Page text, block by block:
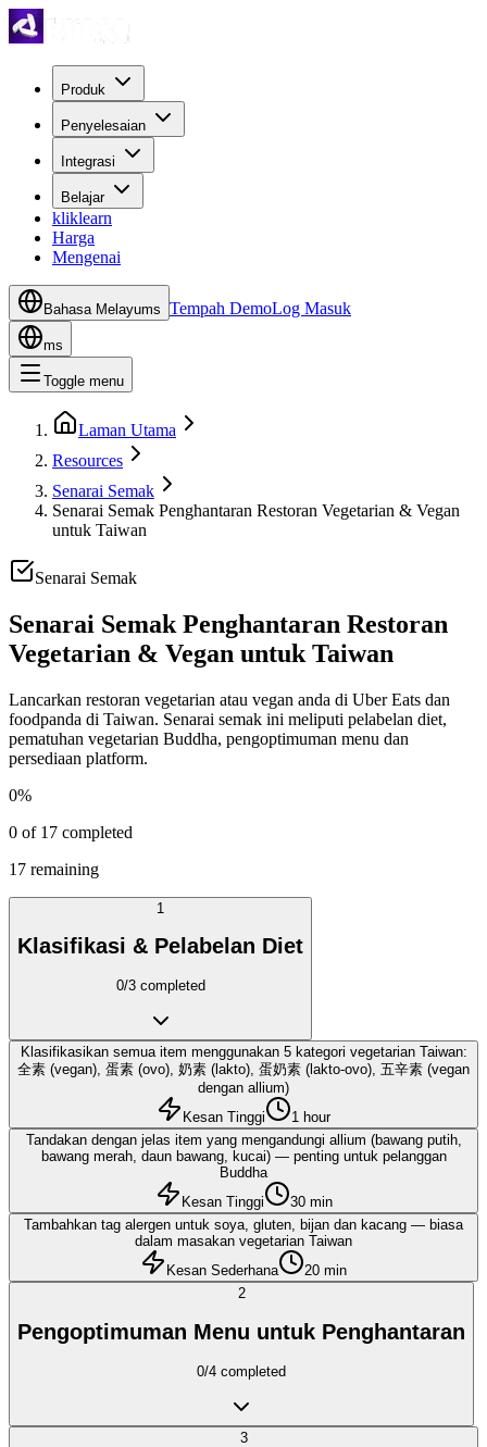
Produk
Penyelesaian
Integrasi
Belajar
kliklearn
Harga
Mengenai
Bahasa Melayums Tempah DemoLog Masuk
ms
Toggle menu
Laman Utama
Resources
Senarai Semak
Senarai Semak Penghantaran Restoran Vegetarian & Vegan
untuk Taiwan
Senarai Semak
Senarai Semak Penghantaran Restoran
Vegetarian & Vegan untuk Taiwan
Lancarkan restoran vegetarian atau vegan anda di Uber Eats dan
foodpanda di Taiwan. Senarai semak ini meliputi pelabelan diet,
pematuhan vegetarian Buddha, pengoptimuman menu dan
persediaan platform.
0%
0 of 17 completed
17 remaining
1
Klasifikasi & Pelabelan Diet
0/3completed
Klasifikasikan semua item menggunakan 5 kategori vegetarian Taiwan:
全素 (vegan), 蛋素 (ovo), 奶素 (lakto), 蛋奶素 (lakto-ovo), 五辛素 (vegan
dengan allium)
Kesan Tinggi
1 hour
Tandakan dengan jelas item yang mengandungi allium (bawang putih,
bawang merah, daun bawang, kucai) — penting untuk pelanggan
Buddha
Kesan Tinggi
30 min
Tambahkan tag alergen untuk soya, gluten, bijan dan kacang — biasa
dalam masakan vegetarian Taiwan
Kesan Sederhana
20 min
2
Pengoptimuman Menu untuk Penghantaran
0/4 completed
3